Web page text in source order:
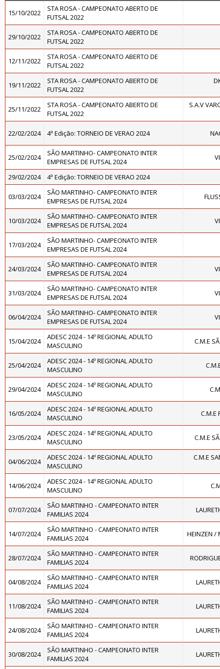
15/10/2022
STA ROSA - CAMPEONATO ABERTO DE
FUTSAL 2022
29/10/2022
STA ROSA - CAMPEONATO ABERTO DE
FUTSAL 2022
12/11/2022
STA ROSA - CAMPEONATO ABERTO DE
FUTSAL 2022
19/11/2022
STA ROSA - CAMPEONATO ABERTO DE
FUTSAL 2022
25/11/2022
STA ROSA - CAMPEONATO ABERTO DE
FUTSAL 2022
S.A.V
22/02/2024 4ª Edição: TORNEIO DE VERAO 2024
25/02/2024
SÃO MARTINHO- CAMPEONATO INTER
EMPRESAS DE FUTSAL 2024
29/02/2024 4ª Edição: TORNEIO DE VERAO 2024
03/03/2024
SÃO MARTINHO- CAMPEONATO INTER
EMPRESAS DE FUTSAL 2024
10/03/2024
SÃO MARTINHO- CAMPEONATO INTER
EMPRESAS DE FUTSAL 2024
17/03/2024
SÃO MARTINHO- CAMPEONATO INTER
EMPRESAS DE FUTSAL 2024
24/03/2024
SÃO MARTINHO- CAMPEONATO INTER
EMPRESAS DE FUTSAL 2024
31/03/2024
SÃO MARTINHO- CAMPEONATO INTER
EMPRESAS DE FUTSAL 2024
06/04/2024
SÃO MARTINHO- CAMPEONATO INTER
EMPRESAS DE FUTSAL 2024
15/04/2024
ADESC 2024 - 14º REGIONAL ADULTO
MASCULINO
C.M.E
25/04/2024
ADESC 2024 - 14º REGIONAL ADULTO
MASCULINO
29/04/2024
ADESC 2024 - 14º REGIONAL ADULTO
MASCULINO
16/05/2024
ADESC 2024 - 14º REGIONAL ADULTO
MASCULINO
C.M.E
23/05/2024
ADESC 2024 - 14º REGIONAL ADULTO
MASCULINO
C.M.E
04/06/2024
ADESC 2024 - 14º REGIONAL ADULTO
MASCULINO
C.M.E
14/06/2024
ADESC 2024 - 14º REGIONAL ADULTO
MASCULINO
07/07/2024
SÃO MARTINHO - CAMPEONATO INTER
FAMILIAS 2024
14/07/2024
SÃO MARTINHO - CAMPEONATO INTER
FAMILIAS 2024
HEINZEN /
28/07/2024
SÃO MARTINHO - CAMPEONATO INTER
FAMILIAS 2024
04/08/2024
SÃO MARTINHO - CAMPEONATO INTER
FAMILIAS 2024
11/08/2024
SÃO MARTINHO - CAMPEONATO INTER
FAMILIAS 2024
24/08/2024
SÃO MARTINHO - CAMPEONATO INTER
FAMILIAS 2024
30/08/2024
SÃO MARTINHO - CAMPEONATO INTER
FAMILIAS 2024